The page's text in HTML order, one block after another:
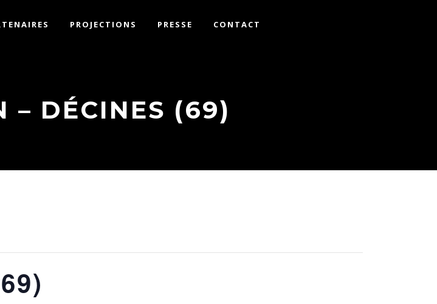
PROJECTIONS PRESSE CONTACT
– DÉCINES (69)